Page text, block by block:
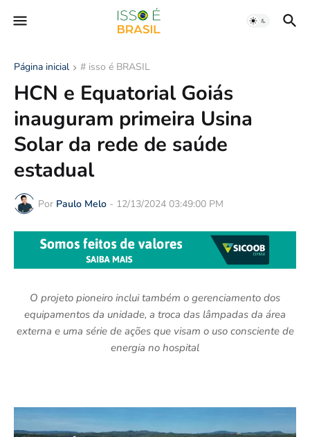
Página inicial # isso é BRASIL
HCN e Equatorial Goiás
inauguram primeira Usina
Solar da rede de saúde
estadual
Por Paulo Melo - 12/13/2024 03:49:00 PM
O projeto pioneiro inclui também o gerenciamento dos
equipamentos da unidade, a troca das lâmpadas da área
externa e uma série de ações que visam o uso consciente de
energia no hospital